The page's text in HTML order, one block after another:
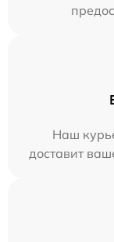
Наш
доставит